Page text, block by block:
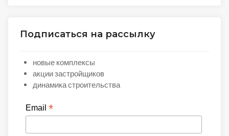
Подписаться на рассылку
новые комплексы
акции застройщиков
динамика строительства
Email *